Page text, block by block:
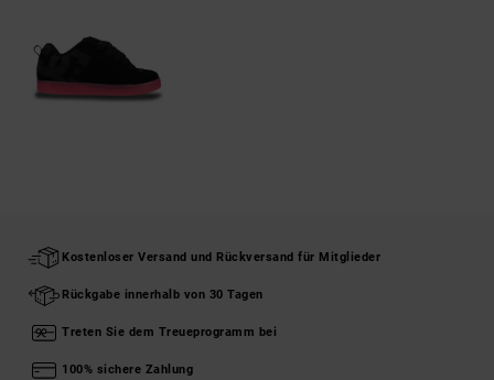
Kostenloser Versand und Rückversand für Mitglieder
Rückgabe innerhalb von 30 Tagen
Treten Sie dem Treueprogramm bei
100% sichere Zahlung